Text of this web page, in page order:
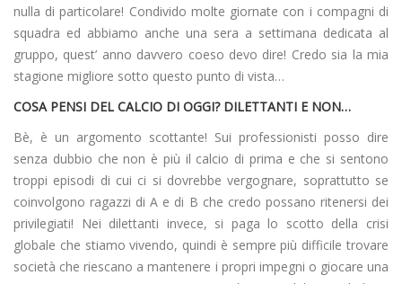
nulla di particolare! Condivido molte giornate con i compagni di
squadra ed abbiamo anche una sera a settimana dedicata al
gruppo, quest’ anno davvero coeso devo dire! Credo sia la mia
stagione migliore sotto questo punto di vista…
COSA PENSI DEL CALCIO DI OGGI? DILETTANTI E NON…
Bè, è un argomento scottante! Sui professionisti posso dire
senza dubbio che non è più il calcio di prima e che si sentono
troppi episodi di cui ci si dovrebbe vergognare, soprattutto se
coinvolgono ragazzi di A e di B che credo possano ritenersi dei
privilegiati! Nei dilettanti invece, si paga lo scotto della crisi
globale che stiamo vivendo, quindi è sempre più difficile trovare
società che riescano a mantenere i propri impegni o giocare una